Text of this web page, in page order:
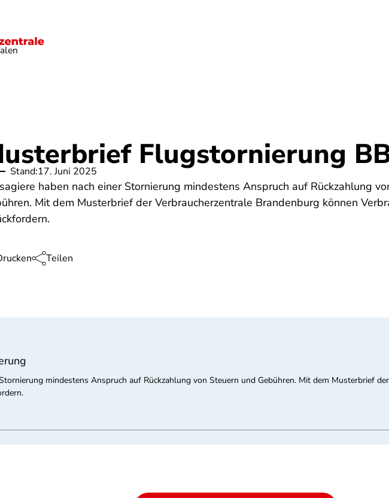
Lebensmittel
Flugstornierung
Stand:17. Juni 2025
haben nach einer Stornierung mindestens Anspruch auf Rückzahlung
Mit dem Musterbrief der Verbraucherzentrale Brandenburg können
Teilen
mindestens Anspruch auf Rückzahlung von Steuern und Gebühren. Mit dem Musterbrief